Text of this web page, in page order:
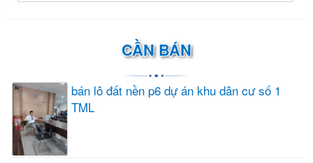
CẦN BÁN
bán lô đất nền p6 dự án khu dân cư số 1
TML